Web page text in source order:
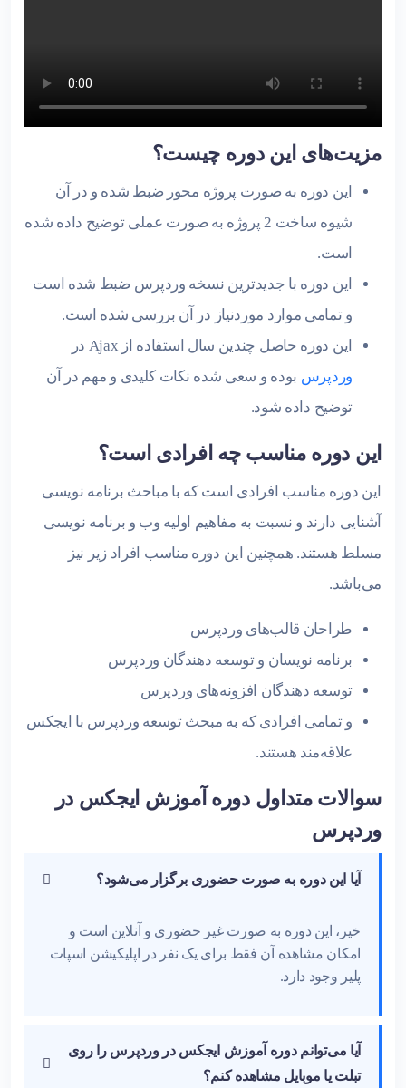
مزیت‌های این دوره چیست؟
این دوره به صورت پروژه محور ضبط شده و در آن
شیوه ساخت 2 پروژه به صورت عملی توضیح داده شده
است.
این دوره با جدیدترین نسخه وردپرس ضبط شده است
و تمامی موارد موردنیاز در آن بررسی شده است.
این دوره حاصل چندین سال استفاده از Ajax در
وردپرس بوده و سعی شده نکات کلیدی و مهم در آن
توضیح داده شود.
این دوره مناسب چه افرادی است؟
این دوره مناسب افرادی است که با مباحث برنامه نویسی
آشنایی دارند و نسبت به مفاهیم اولیه وب و برنامه نویسی
مسلط هستند. همچنین این دوره مناسب افراد زیر نیز
می‌باشد.
طراحان قالب‌های وردپرس
برنامه نویسان و توسعه دهندگان وردپرس
توسعه دهندگان افزونه‌های وردپرس
و تمامی افرادی که به مبحث توسعه وردپرس با ایجکس
علاقه‌مند هستند.
سوالات متداول دوره آموزش ایجکس در
وردپرس
آیا این دوره به صورت حضوری برگزار می‌شود؟
خیر، این دوره به صورت غیر حضوری و آنلاین است و
امکان مشاهده آن فقط برای یک نفر در اپلیکیشن اسپات
پلیر وجود دارد.
آیا می‌توانم دوره آموزش ایجکس در وردپرس را روی
تبلت یا موبایل مشاهده کنم؟